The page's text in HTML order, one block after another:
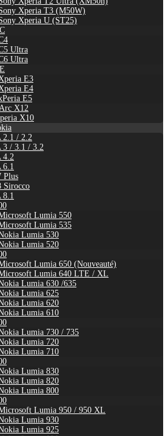
Xperia T3 (M50W)
Xperia U (ST25)
Ultra
Ultra
E3
E4
E5
X12
X10
2.1 / 2.2
3 / 3.1 / 3.2
4.2
6.1
Plus
Sirocco
8.1
Lumia 550
Lumia 535
Lumia 530
Lumia 520
Lumia 650 (Nouveauté)
Lumia 640 LTE / XL
Lumia 630 /635
Lumia 625
Lumia 620
Lumia 610
Lumia 730 / 735
Lumia 720
Lumia 710
Lumia 830
Lumia 820
Lumia 800
Lumia 950 / 950 XL
Lumia 930
Lumia 925